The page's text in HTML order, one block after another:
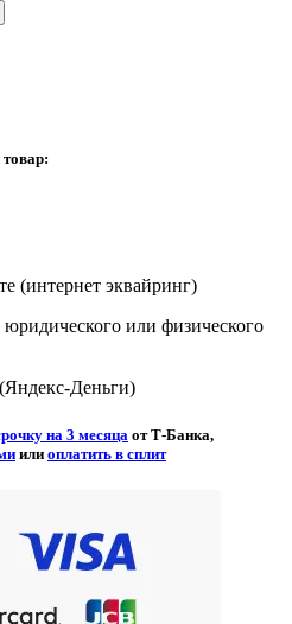
(интернет эквайринг)
или физического
Деньги)
на 3 месяца от Т-Банка,
или оплатить в сплит